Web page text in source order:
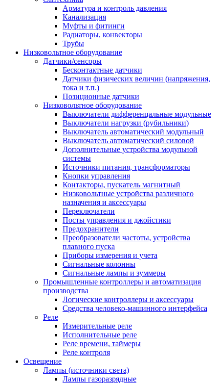
Арматура и контроль давления
Канализация
Муфты и фитинги
Радиаторы, конвекторы
Трубы
Низковольтное оборудование
Датчики/сенсоры
Бесконтактные датчики
Датчики физических величин (напряжения,
тока и т.п.)
Позиционные датчики
Низковольтное оборудование
Выключатели дифференцальные модульные
Выключатели нагрузки (рубильники)
Выключатель автоматический модульный
Выключатель автоматический силовой
Дополнительные устройства модульной
системы
Источники питания, трансформаторы
Кнопки управления
Контакторы, пускатель магнитный
Низковольтные устройства различного
назначения и аксессуары
Переключатели
Посты управления и джойстики
Предохранители
Преобразователи частоты, устройства
плавного пуска
Приборы измерения и учета
Сигнальные колонны
Сигнальные лампы и зуммеры
Промышленные контроллеры и автоматизация
производства
Логические контроллеры и аксессуары
Средства человеко-машинного интерфейса
Реле
Измерительные реле
Исполнительные реле
Реле времени, таймеры
Реле контроля
Освещение
Лампы (источники света)
Лампы газоразрядные